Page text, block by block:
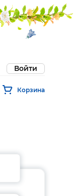
Войти
Корзина